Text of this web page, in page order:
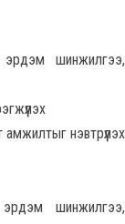
шинжилгээ,
нэвтрүүлэх
шинжилгээ,